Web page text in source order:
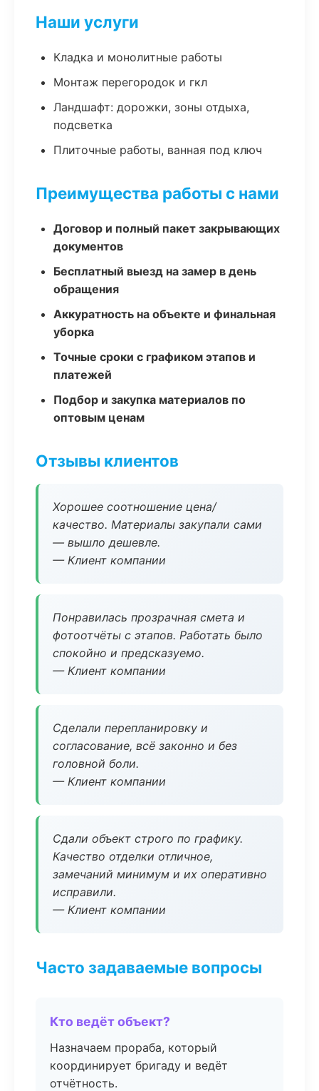
Наши услуги
Кладка и монолитные работы
Монтаж перегородок и гкл
Ландшафт: дорожки, зоны отдыха,
подсветка
Плиточные работы, ванная под ключ
Преимущества работы с нами
Договор и полный пакет закрывающих
документов
Бесплатный выезд на замер в день
обращения
Аккуратность на объекте и финальная
уборка
Точные сроки с графиком этапов и
платежей
Подбор и закупка материалов по
оптовым ценам
Отзывы клиентов
Хорошее соотношение цена/
качество. Материалы закупали сами
— вышло дешевле.
— Клиент компании
Понравилась прозрачная смета и
фотоотчёты с этапов. Работать было
спокойно и предсказуемо.
— Клиент компании
Сделали перепланировку и
согласование, всё законно и без
головной боли.
— Клиент компании
Сдали объект строго по графику.
Качество отделки отличное,
замечаний минимум и их оперативно
исправили.
— Клиент компании
Часто задаваемые вопросы
Кто ведёт объект?
Назначаем прораба, который
координирует бригаду и ведёт
отчётность.